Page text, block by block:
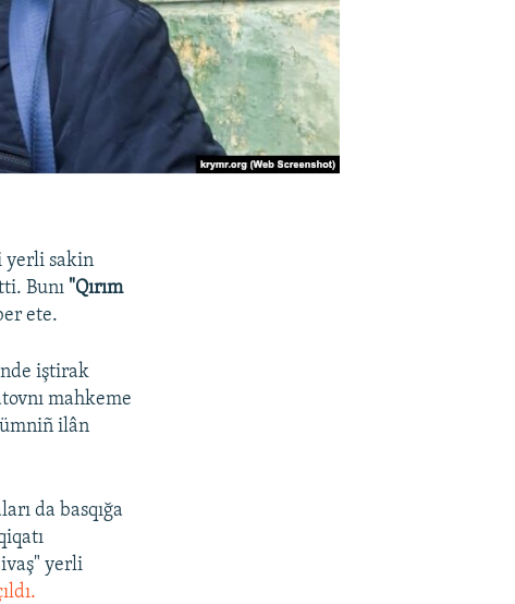
yerli sakin
Bunı "Qırım
ete.
iştirak
mahkeme
ilân
da basqığa
yerli